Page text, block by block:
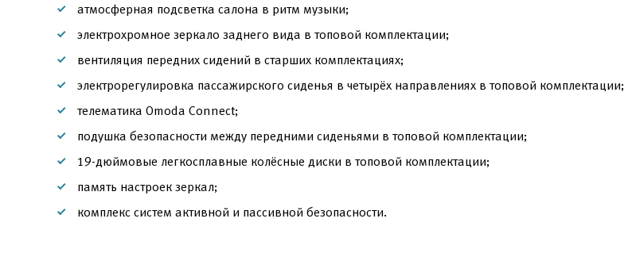
атмосферная подсветка салона в ритм музыки;
электрохромное зеркало заднего вида в топовой комплектации;
вентиляция передних сидений в старших комплектациях;
электрорегулировка пассажирского сиденья в четырёх направлениях в топовой комплектации;
телематика Omoda Connect;
подушка безопасности между передними сиденьями в топовой комплектации;
19-дюймовые легкосплавные колёсные диски в топовой комплектации;
память настроек зеркал;
комплекс систем активной и пассивной безопасности.